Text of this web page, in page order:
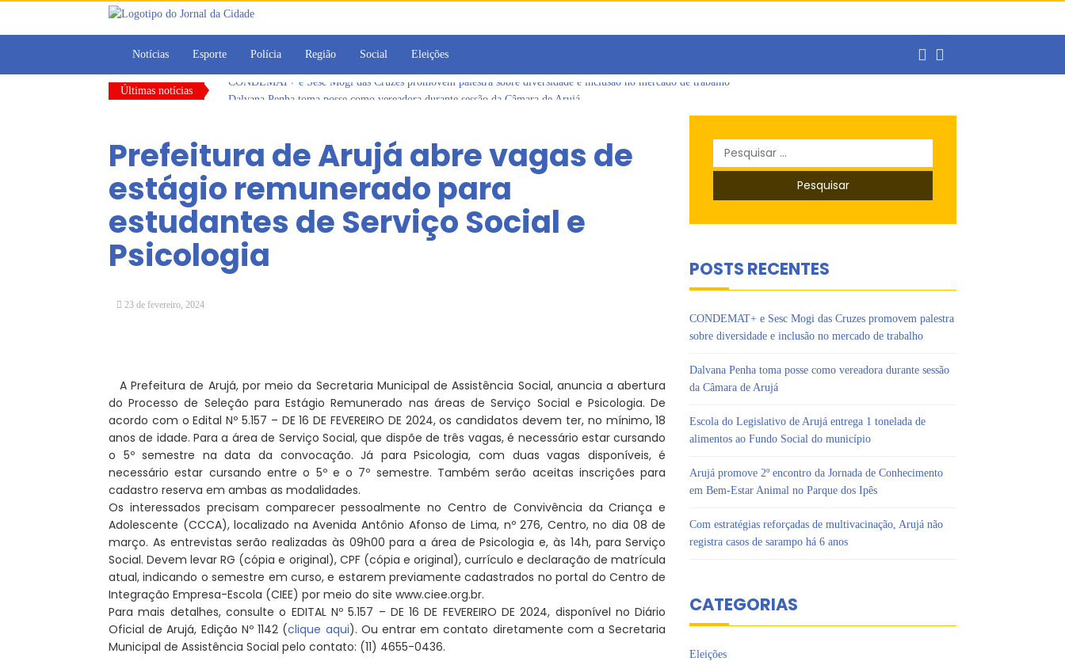
Notícias Esporte Polícia Região Social Eleições
Últimas notícias
Dalvana Penha toma posse como vereadora durante sessão da Câmara de Arujá
Com estratégias reforçadas de multivacinação, Arujá não registra casos de sarampo há 6 anos
Vereadores Mirins iniciam jornada no Legislativo com participação em Sessão Simulada
CONDEMAT+ e Sesc Mogi das Cruzes promovem palestra sobre diversidade e inclusão no mercado de trabalho
Prefeitura de Arujá abre vagas de
estágio remunerado para
estudantes de Serviço Social e
Psicologia
23 de fevereiro, 2024
A Prefeitura de Arujá, por meio da Secretaria Municipal de Assistência Social, anuncia a abertura
do Processo de Seleção para Estágio Remunerado nas áreas de Serviço Social e Psicologia. De
acordo com o Edital Nº 5.157 – DE 16 DE FEVEREIRO DE 2024, os candidatos devem ter, no mínimo, 18
anos de idade. Para a área de Serviço Social, que dispõe de três vagas, é necessário estar cursando
o 5º semestre na data da convocação. Já para Psicologia, com duas vagas disponíveis, é
necessário estar cursando entre o 5º e o 7º semestre. Também serão aceitas inscrições para
cadastro reserva em ambas as modalidades.
Os interessados precisam comparecer pessoalmente no Centro de Convivência da Criança e
Adolescente (CCCA), localizado na Avenida Antônio Afonso de Lima, nº 276, Centro, no dia 08 de
março. As entrevistas serão realizadas às 09h00 para a área de Psicologia e, às 14h, para Serviço
Social. Devem levar RG (cópia e original), CPF (cópia e original), currículo e declaração de matrícula
atual, indicando o semestre em curso, e estarem previamente cadastrados no portal do Centro de
Integração Empresa-Escola (CIEE) por meio do site www.ciee.org.br.
Para mais detalhes, consulte o EDITAL Nº 5.157 – DE 16 DE FEVEREIRO DE 2024, disponível no Diário
Oficial de Arujá, Edição Nº 1142 (clique aqui). Ou entrar em contato diretamente com a Secretaria
Municipal de Assistência Social pelo contato: (11) 4655-0436.
Pesquisar
por:
POSTS RECENTES
CONDEMAT+ e Sesc Mogi das Cruzes promovem palestra
sobre diversidade e inclusão no mercado de trabalho
Dalvana Penha toma posse como vereadora durante sessão
da Câmara de Arujá
Escola do Legislativo de Arujá entrega 1 tonelada de
alimentos ao Fundo Social do município
Arujá promove 2º encontro da Jornada de Conhecimento
em Bem-Estar Animal no Parque dos Ipês
Com estratégias reforçadas de multivacinação, Arujá não
registra casos de sarampo há 6 anos
CATEGORIAS
Eleições